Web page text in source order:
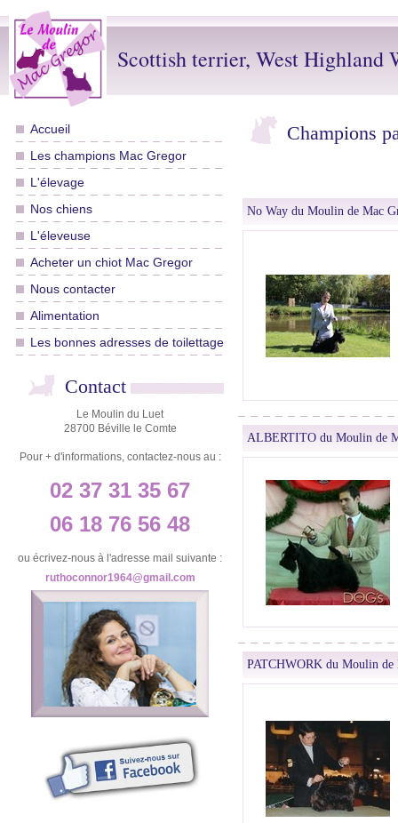
Scottish terrier, West
Accueil
Les champions Mac Gregor
L'élevage
Nos chiens
L'éleveuse
Acheter un chiot Mac Gregor
Nous contacter
Alimentation
Les bonnes adresses de toilettage
Contact
Le Moulin du Luet
28700 Béville le Comte
Pour + d'informations, contactez-nous au :
02 37 31 35 67
06 18 76 56 48
ou écrivez-nous à l'adresse mail suivante :
ruthoconnor1964@gmail.com
Champions
No Way du Moulin de Mac
ALBERTITO du Moulin de
PATCHWORK du Moulin de